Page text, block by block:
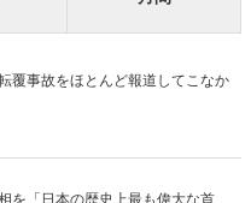
覆事故をほとんど報道してこなか